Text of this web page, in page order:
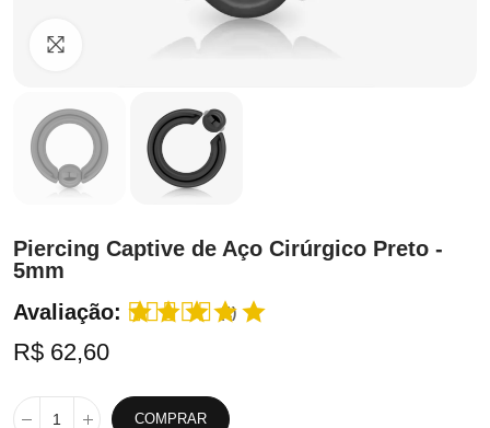
Clique para ampliar
Piercing Captive de Aço Cirúrgico Preto -
5mm
Avaliação:
(1)
R$ 62,60
COMPRAR